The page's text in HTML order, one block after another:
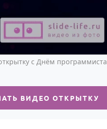
с Днём программиста
ВИДЕО ОТКРЫТКУ